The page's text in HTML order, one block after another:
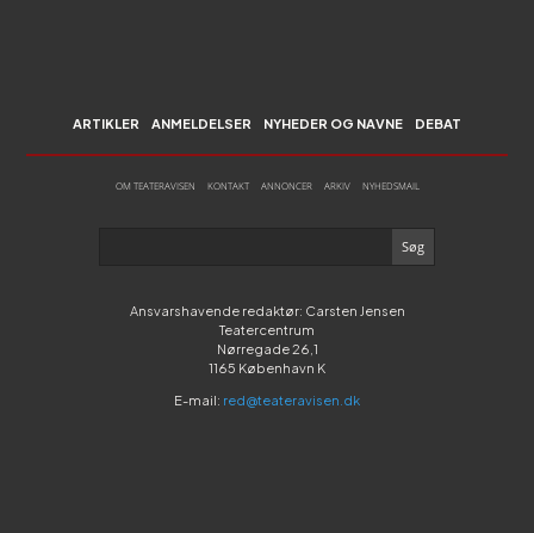
ARTIKLER ANMELDELSER NYHEDER OG NAVNE DEBAT
OM TEATERAVISEN KONTAKT ANNONCER ARKIV NYHEDSMAIL
Ansvarshavende redaktør: Carsten Jensen
Teatercentrum
Nørregade 26,1
1165 København K
E-mail: red@teateravisen.dk